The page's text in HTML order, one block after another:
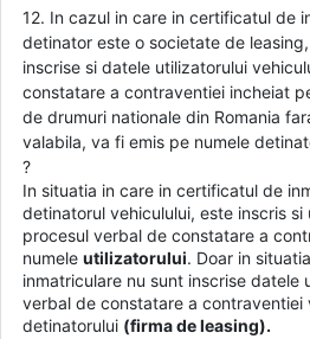
12. In cazul in care in certificatul de
detinator este o societate de
inscrise si datele utilizatorului
constatare a contraventiei incheiat
de drumuri nationale din Romania
valabila, va fi emis pe numele
?
In situatia in care in certificatul de
detinatorul vehiculului, este inscris si
procesul verbal de constatare a
numele utilizatorului. Doar in
inmatriculare nu sunt inscrise datele
verbal de constatare a contraventiei
detinatorului (firma de leasing).